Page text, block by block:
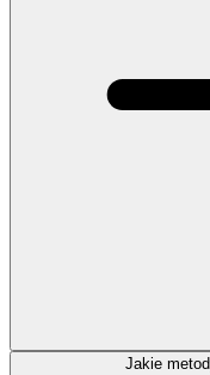
Jakie